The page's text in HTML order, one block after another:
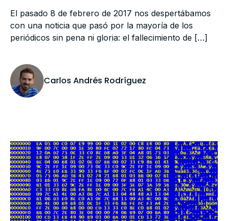
El pasado 8 de febrero de 2017 nos despertábamos
con una noticia que pasó por la mayoría de los
periódicos sin pena ni gloria: el fallecimiento de […]
Carlos Andrés Rodríguez